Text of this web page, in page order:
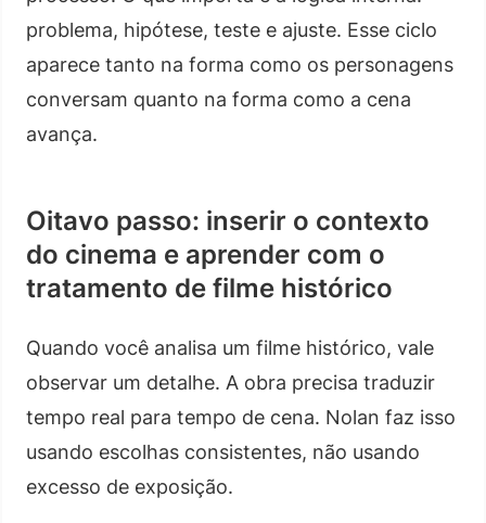
problema, hipótese, teste e ajuste. Esse ciclo
aparece tanto na forma como os personagens
conversam quanto na forma como a cena
avança.
Oitavo passo: inserir o contexto
do cinema e aprender com o
tratamento de filme histórico
Quando você analisa um filme histórico, vale
observar um detalhe. A obra precisa traduzir
tempo real para tempo de cena. Nolan faz isso
usando escolhas consistentes, não usando
excesso de exposição.